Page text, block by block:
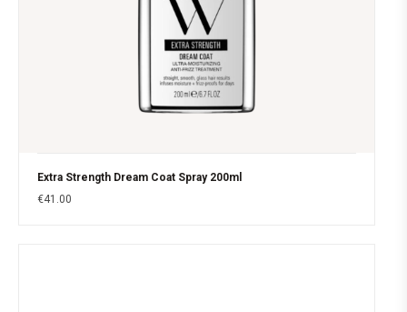
Extra Strength Dream Coat Spray 200ml
€41.00